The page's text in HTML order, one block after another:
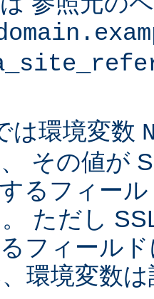
は環境変数
その値が
るフィー
ただし
フィール
環境変数